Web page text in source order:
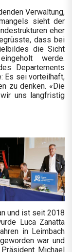
Verwaltung,
sieht der
eher
dass bei
die Sicht
werde.
Departements
Es sei vorteilhaft,
zu denken. «Die
uns langfristig
und ist seit 2018
Luca Zanatta
in Leimbach
war und
Michael